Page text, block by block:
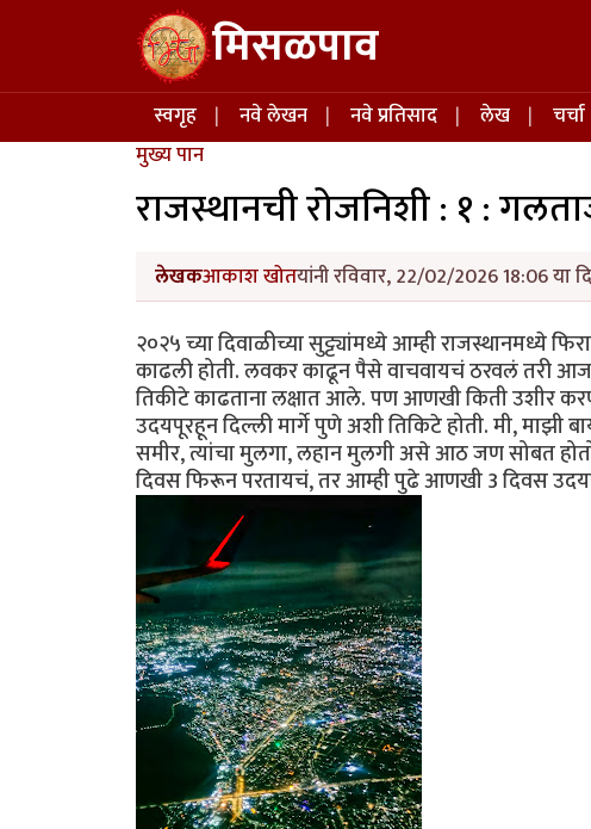
Skip to main content मिसळपाव
Main navigation
स्वगृह नवे लेखन नवे प्रतिसाद लेख चर्चा
मुख्य पान
राजस्थानची रोजनिशी : १ :
लेखकआकाश खोतयांनी रविवार, 22/02/2026 18:06 या
२०२५ च्या दिवाळीच्या सुट्ट्यांमध्ये आम्ही राजस्थानमध्ये
काढली होती. लवकर काढून पैसे वाचवायचं ठरवलं तरी
तिकीटे काढताना लक्षात आले. पण आणखी किती उशीर
उदयपूरहून दिल्ली मार्गे पुणे अशी तिकिटे होती. मी, माझी
समीर, त्यांचा मुलगा, लहान मुलगी असे आठ जण सोबत
दिवस फिरून परतायचं, तर आम्ही पुढे आणखी 3 दिवस